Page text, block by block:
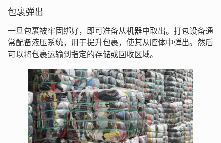
包裹弹出
一旦包裹被牢固绑好，即可准备从机器中取出。打包设备通
常配备液压系统，用于提升包裹，使其从腔体中弹出。然后
可以将包裹运输到指定的存储或回收区域。